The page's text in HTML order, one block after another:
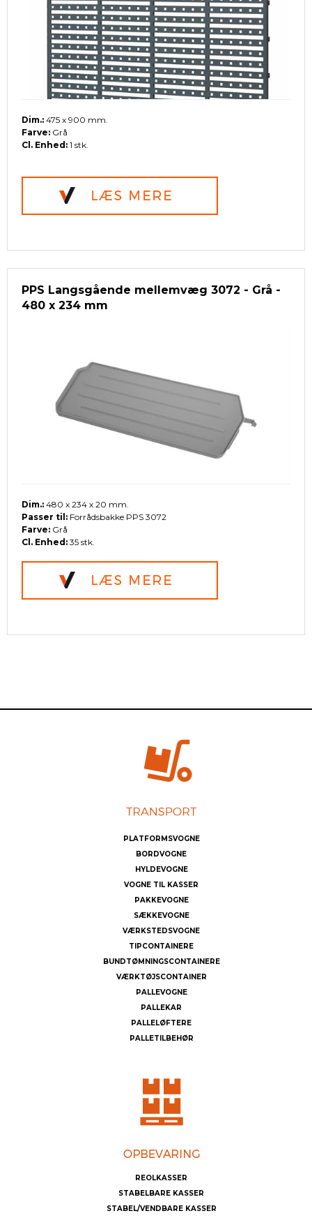
Dim.: 475 x 900 mm.
Farve: Grå
Cl. Enhed: 1 stk.
PPS Langsgående mellemvæg 3072 - Grå -
480 x 234 mm
Dim.: 480 x 234 x 20 mm.
Passer til: Forrådsbakke PPS 3072
Farve: Grå
Cl. Enhed: 35 stk.
PLATFORMSVOGNE
BORDVOGNE
HYLDEVOGNE
VOGNE TIL KASSER
PAKKEVOGNE
SÆKKEVOGNE
VÆRKSTEDSVOGNE
TIPCONTAINERE
BUNDTØMNINGSCONTAINERE
VÆRKTØJSCONTAINER
PALLEVOGNE
PALLEKAR
PALLELØFTERE
PALLETILBEHØR
REOLKASSER
STABELBARE KASSER
STABEL/VENDBARE KASSER